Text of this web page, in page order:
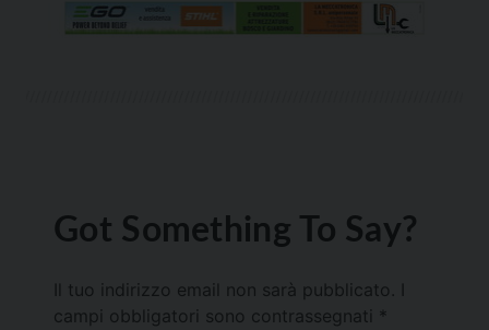
Got Something To Say?
Il tuo indirizzo email non sarà pubblicato.
campi obbligatori sono contrassegnati *